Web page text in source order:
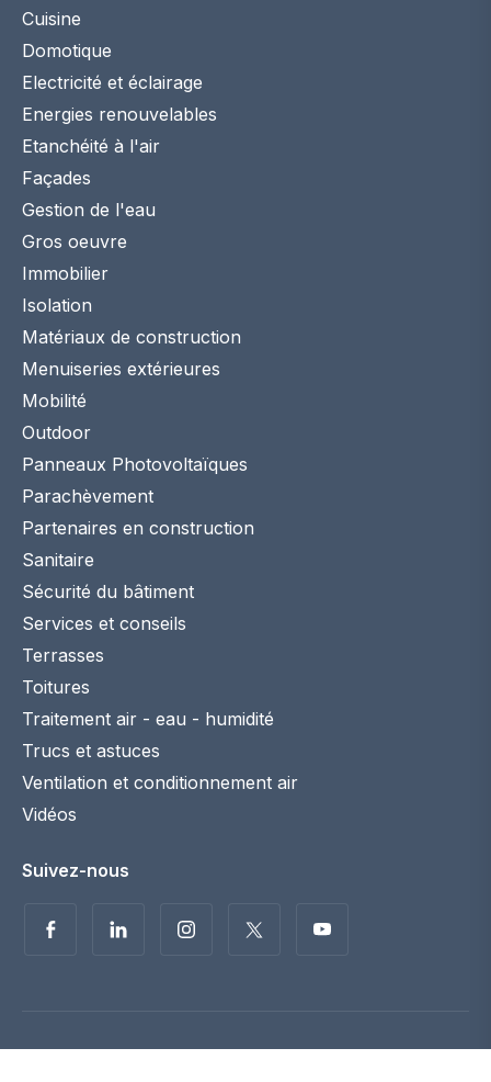
Cuisine
Domotique
Electricité et éclairage
Energies renouvelables
Etanchéité à l'air
Façades
Gestion de l'eau
Gros oeuvre
Immobilier
Isolation
Matériaux de construction
Menuiseries extérieures
Mobilité
Outdoor
Panneaux Photovoltaïques
Parachèvement
Partenaires en construction
Sanitaire
Sécurité du bâtiment
Services et conseils
Terrasses
Toitures
Traitement air - eau - humidité
Trucs et astuces
Ventilation et conditionnement air
Vidéos
Suivez-nous